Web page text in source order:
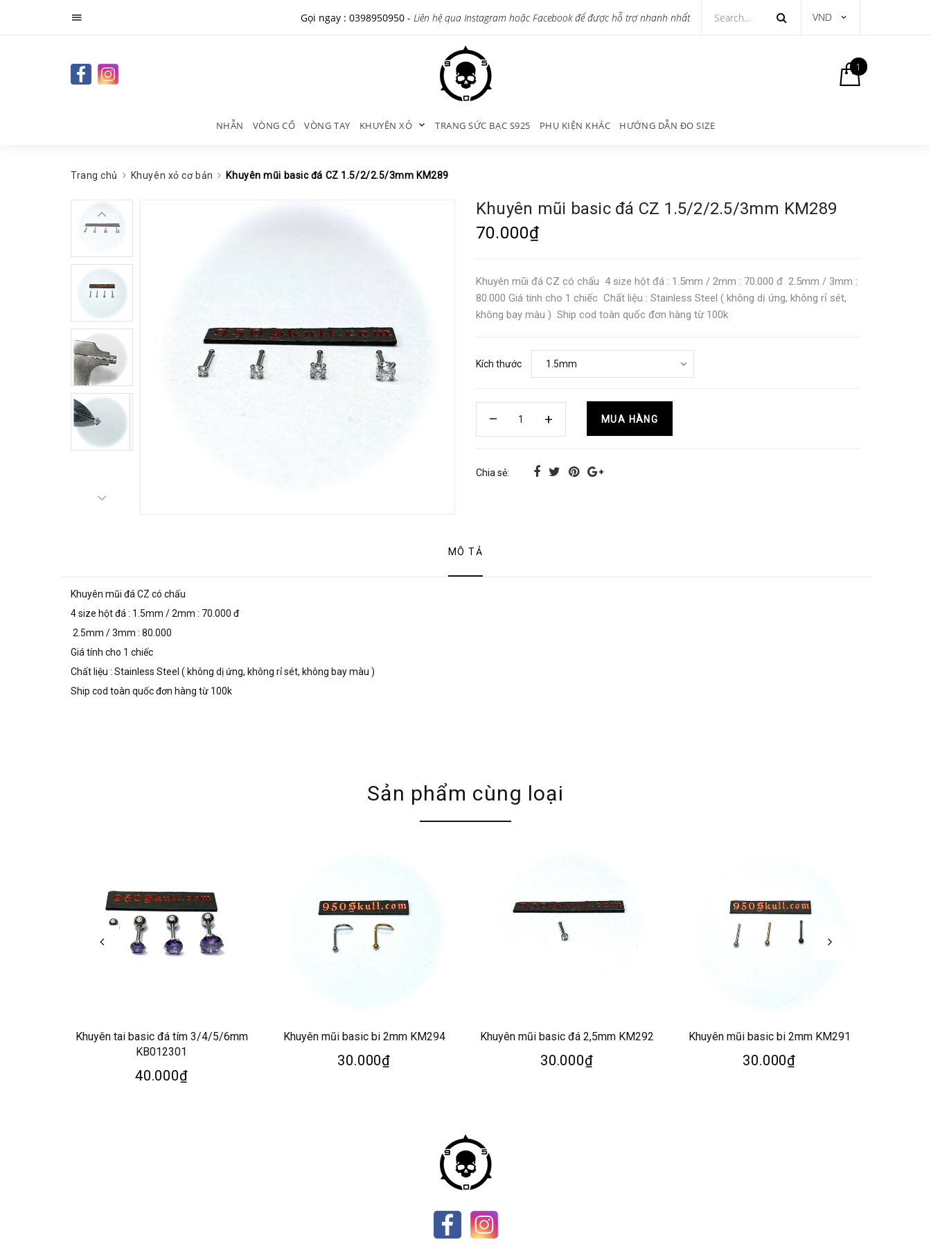
Gọi ngay : 0398950950 - Liên hệ qua Instagram hoặc Facebook để được hỗ trợ nhanh nhất VND
1
NHẪN VÒNG CỔ VÒNG TAY KHUYÊN XỎ TRANG SỨC BẠC S925 PHỤ KIỆN KHÁC HƯỚNG DẪN ĐO SIZE
Trang chủ Khuyên xỏ cơ bản Khuyên mũi basic đá CZ 1.5/2/2.5/3mm KM289
Khuyên mũi basic đá CZ 1.5/2/2.5/3mm KM289
70.000₫
Khuyên mũi đá CZ có chấu 4 size hột đá : 1.5mm / 2mm : 70.000 đ 2.5mm / 3mm :
80.000 Giá tính cho 1 chiếc Chất liệu : Stainless Steel ( không dị ứng, không rỉ sét,
không bay màu ) Ship cod toàn quốc đơn hàng từ 100k
Kích thước
MUA HÀNG
Chia sẻ:
MÔ TẢ
Khuyên mũi đá CZ có chấu
4 size hột đá : 1.5mm / 2mm : 70.000 đ
2.5mm / 3mm : 80.000
Giá tính cho 1 chiếc
Chất liệu : Stainless Steel ( không dị ứng, không rỉ sét, không bay màu )
Ship cod toàn quốc đơn hàng từ 100k
Sản phẩm cùng loại
Khuyên tai basic đá tím 3/4/5/6mm
KB012301
40.000₫
Khuyên mũi basic bi 2mm KM294
30.000₫
Khuyên mũi basic đá 2,5mm KM292
30.000₫
Khuyên mũi basic bi 2mm KM291
30.000₫